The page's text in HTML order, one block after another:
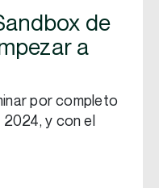
de
a
por completo
y con el